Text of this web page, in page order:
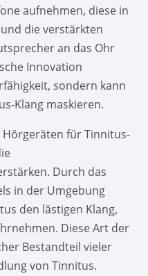
aufnehmen, diese in
die verstärkten
an das Ohr
Innovation
sondern kann
Klang maskieren.
für Tinnitus-
Durch das
in der Umgebung
den lästigen Klang,
Diese Art der
Bestandteil vieler
von Tinnitus.